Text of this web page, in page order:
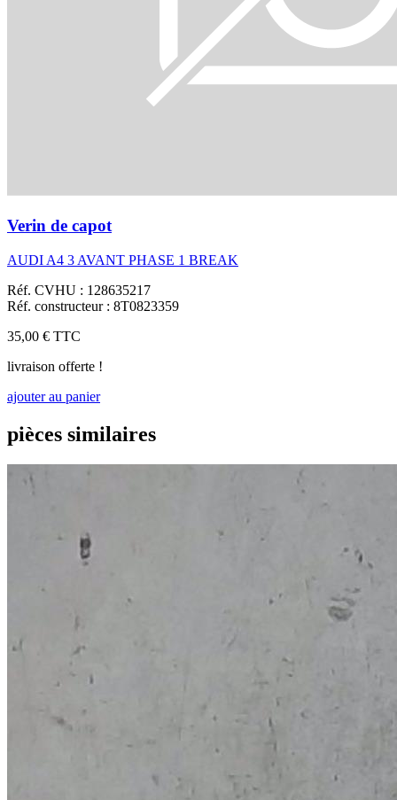
Verin de capot
AUDI A4 3 AVANT PHASE 1 BREAK
Réf. CVHU : 128635217
Réf. constructeur : 8T0823359
35,00 € TTC
livraison offerte !
ajouter au panier
pièces similaires